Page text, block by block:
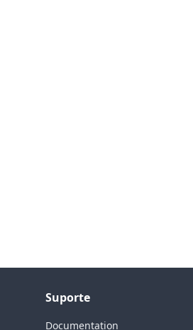
Suporte
Documentation